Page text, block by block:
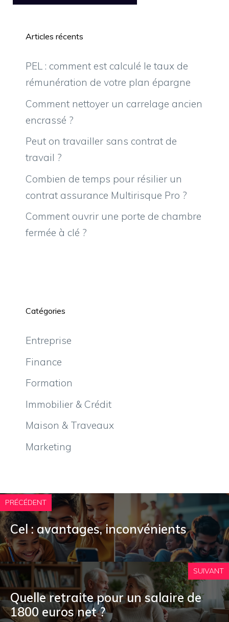
Articles récents
PEL : comment est calculé le taux de
rémunération de votre plan épargne
Comment nettoyer un carrelage ancien
encrassé ?
Peut on travailler sans contrat de
travail ?
Combien de temps pour résilier un
contrat assurance Multirisque Pro ?
Comment ouvrir une porte de chambre
fermée à clé ?
Catégories
Entreprise
Finance
Formation
Immobilier & Crédit
Maison & Traveaux
Marketing
PRÉCÉDENT
Cel : avantages, inconvénients
SUIVANT
Quelle retraite pour un salaire de
1800 euros net ?